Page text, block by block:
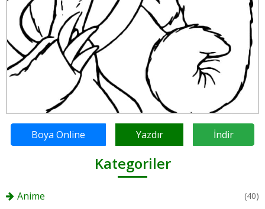
Boya Online Yazdır İndir
Kategoriler
Anime (40)